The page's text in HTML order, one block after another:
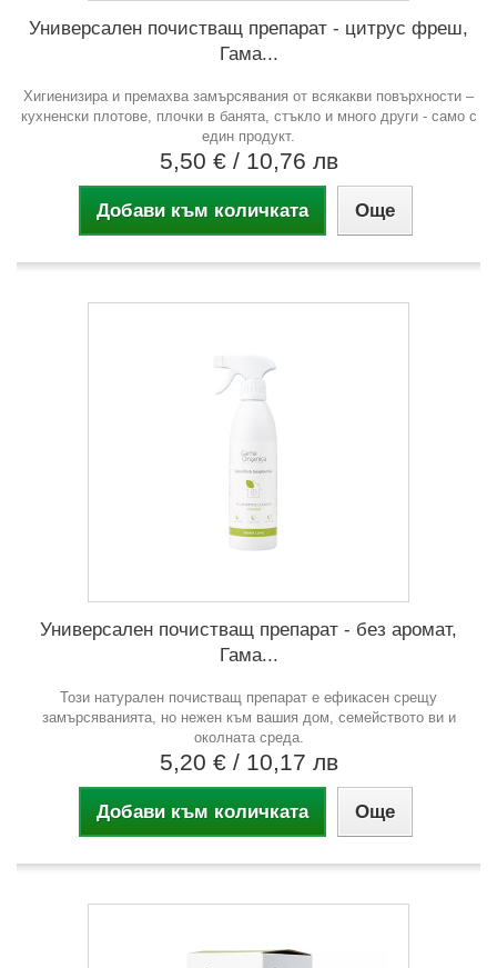
Универсален почистващ препарат - цитрус фреш,
Гама...
Хигиенизира и премахва замърсявания от всякакви повърхности –
кухненски плотове, плочки в банята, стъкло и много други - само с
един продукт.
5,50 € / 10,76 лв
Добави към количката Още
Универсален почистващ препарат - без аромат,
Гама...
Този натурален почистващ препарат е ефикасен срещу
замърсяванията, но нежен към вашия дом, семейството ви и
околната среда.
5,20 € / 10,17 лв
Добави към количката Още